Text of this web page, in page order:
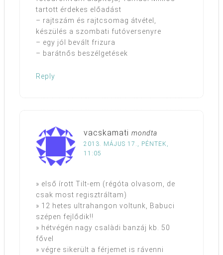
tartott érdekes előadást
– rajtszám és rajtcsomag átvétel,
készülés a szombati futóversenyre
– egy jól bevált frizura
– barátnős beszélgetések
Reply
vacskamati mondta
2013. MÁJUS 17., PÉNTEK,
11:05
» első írott Tilt-em (régóta olvasom, de
csak most regisztráltam)
» 12 hetes ultrahangon voltunk, Babuci
szépen fejlődik!!
» hétvégén nagy csalàdi banzáj kb. 50
fővel
» végre sikerült a férjemet is rávenni